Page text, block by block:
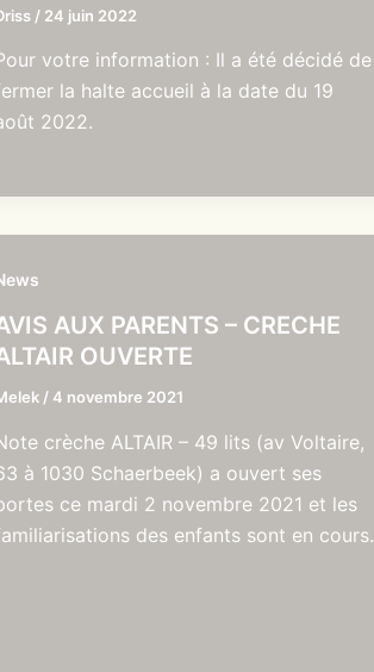
/ 24 juin 2022
votre information : Il a été décidé de
la halte accueil à la date du 19
2022.
AUX PARENTS – CRECHE
OUVERTE
/4 novembre 2021
crèche ALTAIR – 49 lits (av Voltaire,
à 1030 Schaerbeek) a ouvert ses
ce mardi 2 novembre 2021 et les
des enfants sont en cours.